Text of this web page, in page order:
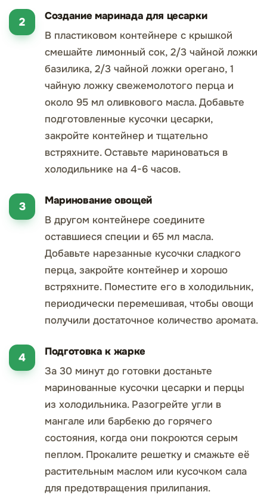
Создание маринада для цесарки
В пластиковом контейнере с крышкой
смешайте лимонный сок, 2/3 чайной ложки
базилика, 2/3 чайной ложки орегано, 1
чайную ложку свежемолотого перца и
около 95 мл оливкового масла. Добавьте
подготовленные кусочки цесарки,
закройте контейнер и тщательно
встряхните. Оставьте мариноваться в
холодильнике на 4-6 часов.
Маринование овощей
В другом контейнере соедините
оставшиеся специи и 65 мл масла.
Добавьте нарезанные кусочки сладкого
перца, закройте контейнер и хорошо
встряхните. Поместите его в холодильник,
периодически перемешивая, чтобы овощи
получили достаточное количество аромата.
Подготовка к жарке
За 30 минут до готовки достаньте
маринованные кусочки цесарки и перцы
из холодильника. Разогрейте угли в
мангале или барбекю до горячего
состояния, когда они покроются серым
пеплом. Прокалите решетку и смажьте её
растительным маслом или кусочком сала
для предотвращения прилипания.